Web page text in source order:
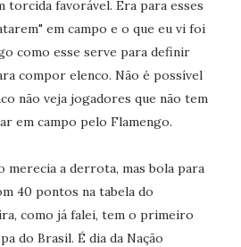
torcida favorável. Era para esses
em campo e o que eu vi foi
como esse serve para definir
compor elenco. Não é possível
não veja jogadores que não tem
em campo pelo Flamengo.
merecia a derrota, mas bola para
40 pontos na tabela do
como já falei, tem o primeiro
do Brasil. É dia da Nação